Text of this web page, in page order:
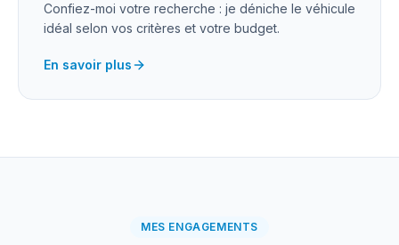
Confiez-moi votre recherche : je déniche le véhicule
idéal selon vos critères et votre budget.
En savoir plus
MES ENGAGEMENTS